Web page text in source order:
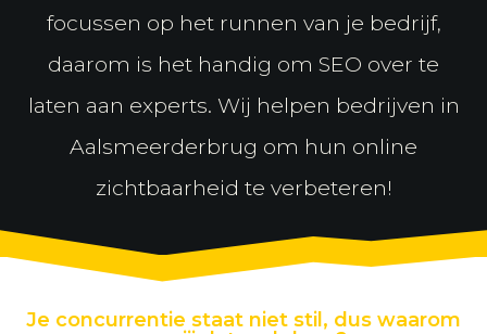
focussen op het runnen van je bedrijf,
daarom is het handig om SEO over te
laten aan experts. Wij helpen bedrijven in
Aalsmeerderbrug om hun online
zichtbaarheid te verbeteren!
Je concurrentie staat niet stil, dus waarom